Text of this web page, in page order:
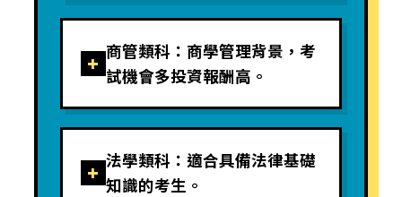
+ 商管類科：商學管理背景，考
試機會多投資報酬高。
+ 法學類科：適合具備法律基礎
知識的考生。